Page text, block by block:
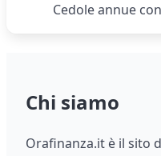
Cedole annue
Chi siamo
Orafinanza.it è il sito